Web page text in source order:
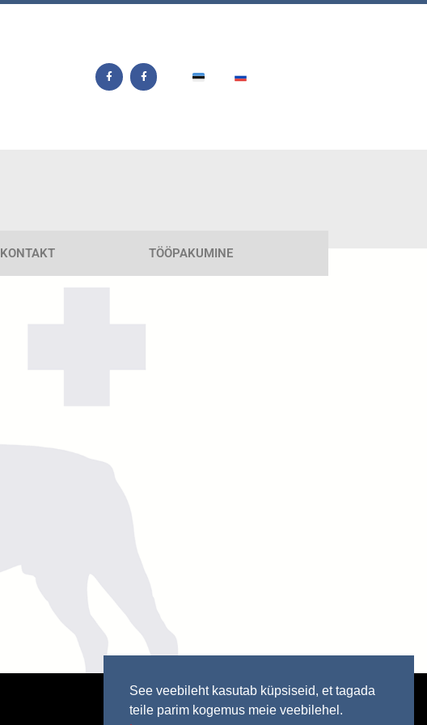
KONTAKT TÖÖPAKUMINE
See veebileht kasutab küpsiseid, et tagada
teile parim kogemus meie veebilehel.